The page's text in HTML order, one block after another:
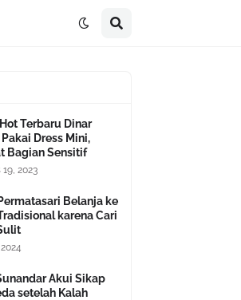
Terbaru Dinar
Dress Mini,
Bagian Sensitif
2023
Belanja ke
karena Cari
Akui Sikap
setelah Kalah